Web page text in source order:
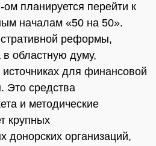
планируется перейти к
началам «50 на 50».
реформы,
в областную думу,
источниках для финансовой
Это средства
и методические
крупных
донорских организаций,